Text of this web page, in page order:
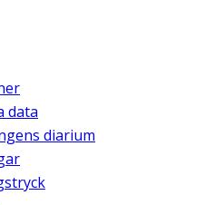
data
diarium